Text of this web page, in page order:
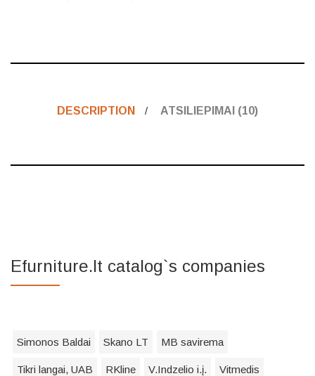
DESCRIPTION ATSILIEPIMAI (10)
Efurniture.lt catalog`s companies
Simonos Baldai Skano LT MB savirema
Tikri langai, UAB RKline V.Indzelio i.į. Vitmedis